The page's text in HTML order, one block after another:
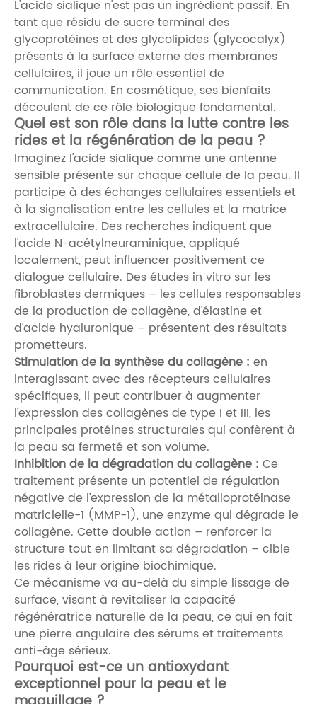
L'acide sialique n'est pas un ingrédient passif. En
tant que résidu de sucre terminal des
glycoprotéines et des glycolipides (glycocalyx)
présents à la surface externe des membranes
cellulaires, il joue un rôle essentiel de
communication. En cosmétique, ses bienfaits
découlent de ce rôle biologique fondamental.
Quel est son rôle dans la lutte contre les
rides et la régénération de la peau ?
Imaginez l'acide sialique comme une antenne
sensible présente sur chaque cellule de la peau. Il
participe à des échanges cellulaires essentiels et
à la signalisation entre les cellules et la matrice
extracellulaire. Des recherches indiquent que
l'acide N-acétylneuraminique, appliqué
localement, peut influencer positivement ce
dialogue cellulaire. Des études in vitro sur les
fibroblastes dermiques – les cellules responsables
de la production de collagène, d'élastine et
d'acide hyaluronique – présentent des résultats
prometteurs.
Stimulation de la synthèse du collagène : en
interagissant avec des récepteurs cellulaires
spécifiques, il peut contribuer à augmenter
l’expression des collagènes de type I et III, les
principales protéines structurales qui confèrent à
la peau sa fermeté et son volume.
Inhibition de la dégradation du collagène : Ce
traitement présente un potentiel de régulation
négative de l’expression de la métalloprotéinase
matricielle-1 (MMP-1), une enzyme qui dégrade le
collagène. Cette double action – renforcer la
structure tout en limitant sa dégradation – cible
les rides à leur origine biochimique.
Ce mécanisme va au-delà du simple lissage de
surface, visant à revitaliser la capacité
régénératrice naturelle de la peau, ce qui en fait
une pierre angulaire des sérums et traitements
anti-âge sérieux.
Pourquoi est-ce un antioxydant
exceptionnel pour la peau et le